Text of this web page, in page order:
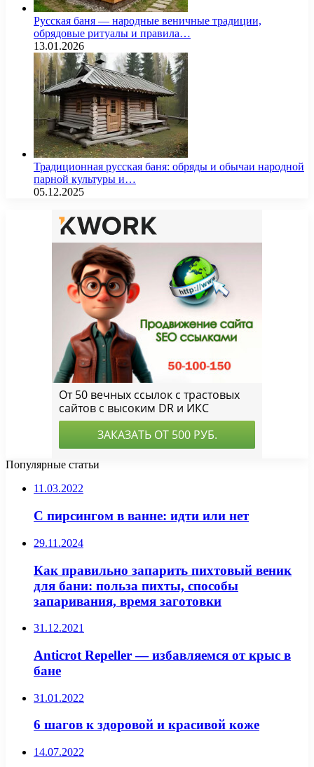
Русская баня — народные веничные традиции,
обрядовые ритуалы и правила…
13.01.2026
Традиционная русская баня: обряды и обычаи народной
парной культуры и…
05.12.2025
Популярные статьи
11.03.2022
С пирсингом в ванне: идти или нет
29.11.2024
Как правильно запарить пихтовый веник
для бани: польза пихты, способы
запаривания, время заготовки
31.12.2021
Anticrot Repeller — избавляемся от крыс в
бане
31.01.2022
6 шагов к здоровой и красивой коже
14.07.2022